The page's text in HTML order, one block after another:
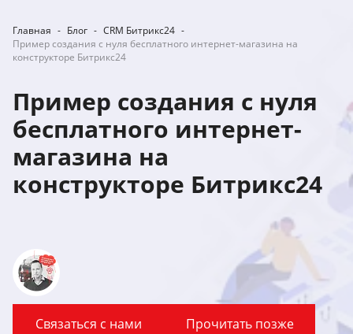
Главная - Блог - CRM Битрикс24 -
Пример создания с нуля бесплатного интернет-магазина на
конструкторе Битрикс24
Пример создания с нуля
бесплатного интернет-
магазина на
конструкторе Битрикс24
Связаться с нами Прочитать позже